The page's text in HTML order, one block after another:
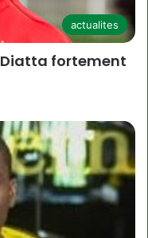
actualites
Diatta fortement